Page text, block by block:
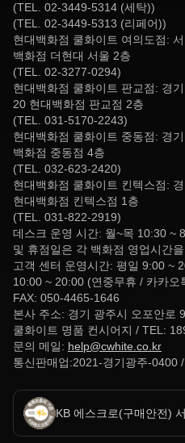
(TEL. 02-3449-5314 (세탁))
(TEL. 02-3449-5313 (리페어))
현대백화점 쿨화이트 여의도점:
백화점 더현대 서울 2층
(TEL. 02-3277-0294)
현대백화점 쿨화이트 판교점: 경
20 현대백화점 판교점 2층
(TEL. 031-5170-2243)
현대백화점 쿨화이트 중동점: 경
백화점 중동점 4층
(TEL. 032-623-2420)
현대백화점 쿨화이트 킨텍스점:
현대백화점 킨텍스점 1층
(TEL. 031-822-2919)
데스크 운영 시간: 월~목 10:30 ~
및 휴점일은 각 백화점 영업시간
고객 센터 운영시간: 평일 9:00 ~
10:00 ~ 20:00 (연중무휴 / 카카오
FAX: 050-4465-1646
본사 주소: 경기 광주시 오포안로
쿨화이트 명품 컨시어지 / TEL:
문의 메일: help@cwhite.co.kr
통신판매업:2021-경기광주-0400
KB 에스크로(구매안전)